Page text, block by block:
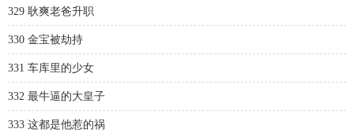
329 耿爽老爸升职
330 金宝被劫持
331 车库里的少女
332 最牛逼的大皇子
333 这都是他惹的祸